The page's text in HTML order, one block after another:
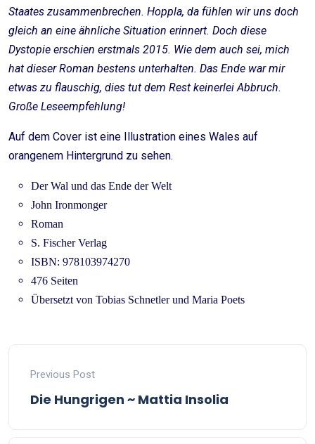
Staates zusammenbrechen. Hoppla, da fühlen wir uns doch
gleich an eine ähnliche Situation erinnert. Doch diese
Dystopie erschien erstmals 2015. Wie dem auch sei, mich
hat dieser Roman bestens unterhalten. Das Ende war mir
etwas zu flauschig, dies tut dem Rest keinerlei Abbruch.
Große Leseempfehlung!
Auf dem Cover ist eine Illustration eines Wales auf
orangenem Hintergrund zu sehen.
Der Wal und das Ende der Welt
John Ironmonger
Roman
S. Fischer Verlag
ISBN: 978103974270
476 Seiten
Übersetzt von Tobias Schnetler und Maria Poets
Previous Post
Die Hungrigen ~ Mattia Insolia